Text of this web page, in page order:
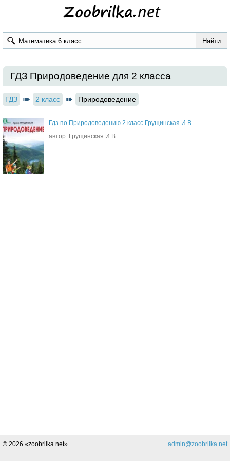
ГДЗ Природоведение для 2 класса
ГДЗ 2 класс Природоведение
Гдз по Природоведению 2 класс Грущинская И.В.
автор: Грущинская И.В.
© 2026 «zoobrilka.net» admin@zoobrilka.net